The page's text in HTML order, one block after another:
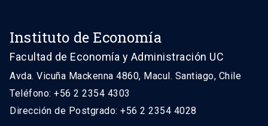
Instituto de Economía
Facultad de Economía y Administración UC
Avda. Vicuña Mackenna 4860, Macul. Santiago, Chile
Teléfono: +56 2 2354 4303
Dirección de Postgrado: +56 2 2354 4028